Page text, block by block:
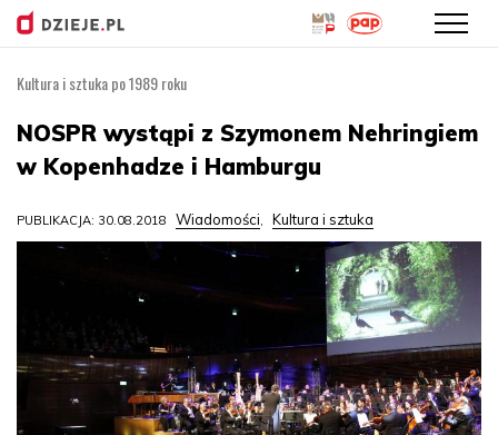
treści
Kultura i sztuka po 1989 roku
NOSPR wystąpi z Szymonem Nehringiem
w Kopenhadze i Hamburgu
PUBLIKACJA: 30.08.2018 Wiadomości, Kultura i sztuka